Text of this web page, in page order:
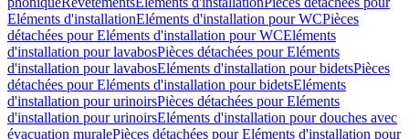
Eléments d'installationEléments d'installation pour WCPièces
détachées pour Eléments d'installation pour WCEléments
d'installation pour lavabosPièces détachées pour Eléments
d'installation pour lavabosEléments d'installation pour bidetsPièces
détachées pour Eléments d'installation pour bidetsEléments
d'installation pour urinoirsPièces détachées pour Eléments
d'installation pour urinoirsEléments d'installation pour douches avec
évacuation muralePièces détachées pour Eléments d'installation pour